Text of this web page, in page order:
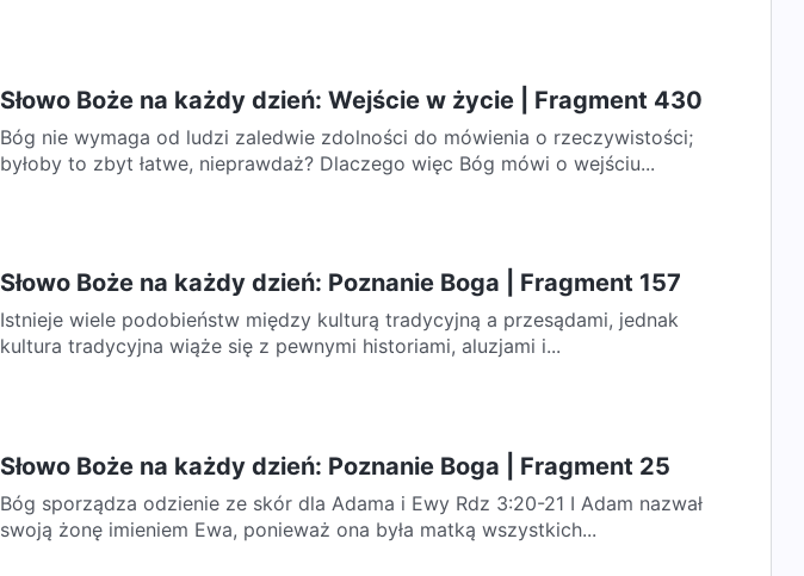
Słowo Boże na każdy dzień: Wejście w życie | Fragment 430
Bóg nie wymaga od ludzi zaledwie zdolności do mówienia o rzeczywistości;
byłoby to zbyt łatwe, nieprawdaż? Dlaczego więc Bóg mówi o wejściu...
Słowo Boże na każdy dzień: Poznanie Boga | Fragment 157
Istnieje wiele podobieństw między kulturą tradycyjną a przesądami, jednak
kultura tradycyjna wiąże się z pewnymi historiami, aluzjami i...
Słowo Boże na każdy dzień: Poznanie Boga | Fragment 25
Bóg sporządza odzienie ze skór dla Adama i Ewy Rdz 3:20-21 I Adam nazwał
swoją żonę imieniem Ewa, ponieważ ona była matką wszystkich...